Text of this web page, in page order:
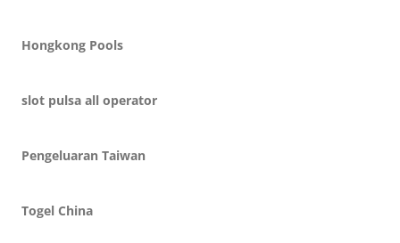
Hongkong Pools
slot pulsa all operator
Pengeluaran Taiwan
Togel China